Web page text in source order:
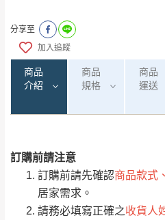
分享至
加入追蹤
商品
介紹
商品
規格
商品
運送
訂購前請注意
訂購前請先確認商品款式
居家需求。
請務必填寫正確之收貨人
運 費
注意事項：
由於品項繁多，網頁
要購買商品，請於出
0/5 (0)筆
全部 依評論高至低排